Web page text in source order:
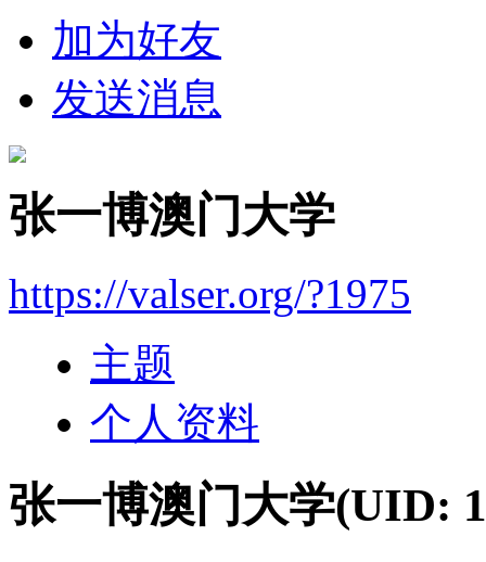
加为好友
发送消息
张一博澳门大学
https://valser.org/?1975
主题
个人资料
张一博澳门大学(UID: